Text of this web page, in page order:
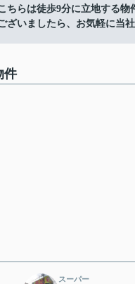
ちらは徒歩9分に立地する
いましたら、お気軽に当
件
スーパー